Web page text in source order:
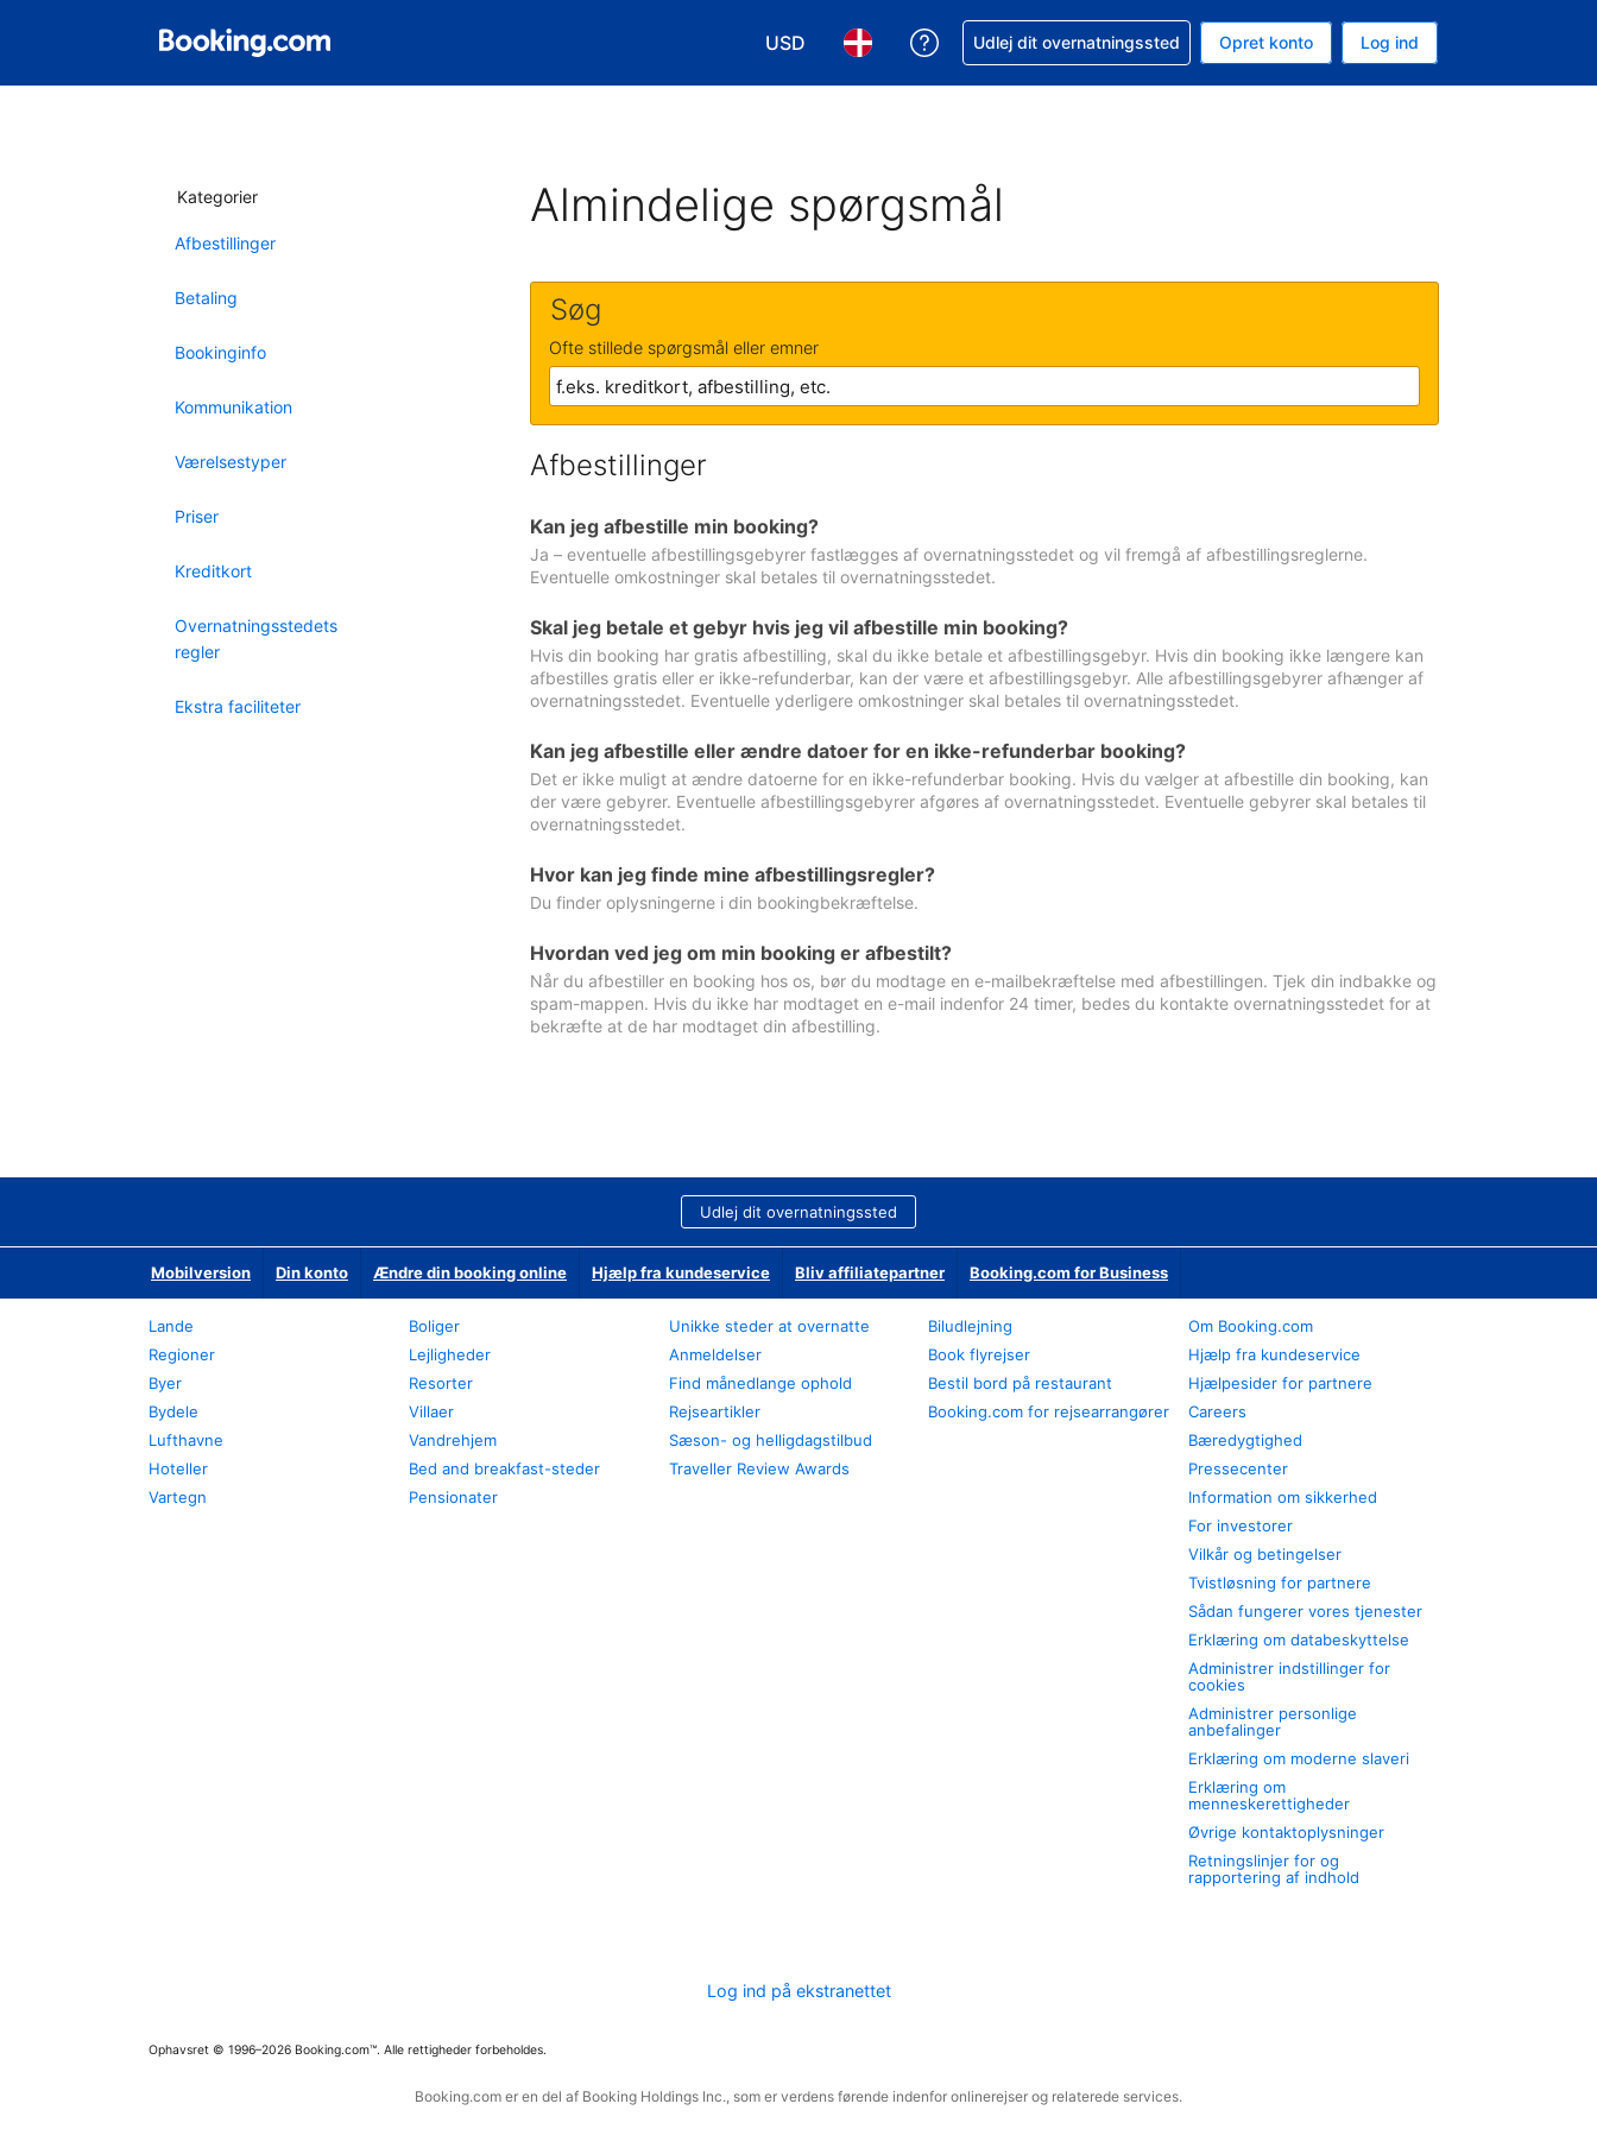
USD
Vælg valuta. Din nuværende valuta er Amerikanske dollar
Vælg sprog. Dit nuværende sprog er Dansk
Få hjælp til en booking
Udlej dit overnatningssted Opret konto Log ind
Kategorier
Afbestillinger
Betaling
Bookinginfo
Kommunikation
Værelsestyper
Priser
Kreditkort
Overnatningsstedets
regler
Ekstra faciliteter
Almindelige spørgsmål
Søg
Ofte stillede spørgsmål eller emner
Afbestillinger
Kan jeg afbestille min booking?
Ja – eventuelle afbestillingsgebyrer fastlægges af overnatningsstedet og vil fremgå af afbestillingsreglerne.
Eventuelle omkostninger skal betales til overnatningsstedet.
Skal jeg betale et gebyr hvis jeg vil afbestille min booking?
Hvis din booking har gratis afbestilling, skal du ikke betale et afbestillingsgebyr. Hvis din booking ikke længere kan
afbestilles gratis eller er ikke-refunderbar, kan der være et afbestillingsgebyr. Alle afbestillingsgebyrer afhænger af
overnatningsstedet. Eventuelle yderligere omkostninger skal betales til overnatningsstedet.
Kan jeg afbestille eller ændre datoer for en ikke-refunderbar booking?
Det er ikke muligt at ændre datoerne for en ikke-refunderbar booking. Hvis du vælger at afbestille din booking, kan
der være gebyrer. Eventuelle afbestillingsgebyrer afgøres af overnatningsstedet. Eventuelle gebyrer skal betales til
overnatningsstedet.
Hvor kan jeg finde mine afbestillingsregler?
Du finder oplysningerne i din bookingbekræftelse.
Hvordan ved jeg om min booking er afbestilt?
Når du afbestiller en booking hos os, bør du modtage en e-mailbekræftelse med afbestillingen. Tjek din indbakke og
spam-mappen. Hvis du ikke har modtaget en e-mail indenfor 24 timer, bedes du kontakte overnatningsstedet for at
bekræfte at de har modtaget din afbestilling.
Udlej dit overnatningssted
Mobilversion Din konto Ændre din booking online Hjælp fra kundeservice Bliv affiliatepartner Booking.com for Business
Lande
Regioner
Byer
Bydele
Lufthavne
Hoteller
Vartegn
Boliger
Lejligheder
Resorter
Villaer
Vandrehjem
Bed and breakfast-steder
Pensionater
Unikke steder at overnatte
Anmeldelser
Find månedlange ophold
Rejseartikler
Sæson- og helligdagstilbud
Traveller Review Awards
Biludlejning
Book flyrejser
Bestil bord på restaurant
Booking.com for rejsearrangører
Om Booking.com
Hjælp fra kundeservice
Hjælpesider for partnere
Careers
Bæredygtighed
Pressecenter
Information om sikkerhed
For investorer
Vilkår og betingelser
Tvistløsning for partnere
Sådan fungerer vores tjenester
Erklæring om databeskyttelse
Administrer indstillinger for
cookies
Administrer personlige
anbefalinger
Erklæring om moderne slaveri
Erklæring om
menneskerettigheder
Øvrige kontaktoplysninger
Retningslinjer for og
rapportering af indhold
Log ind på ekstranettet
Ophavsret © 1996–2026 Booking.com™. Alle rettigheder forbeholdes.
Booking.com er en del af Booking Holdings Inc., som er verdens førende indenfor onlinerejser og relaterede services.